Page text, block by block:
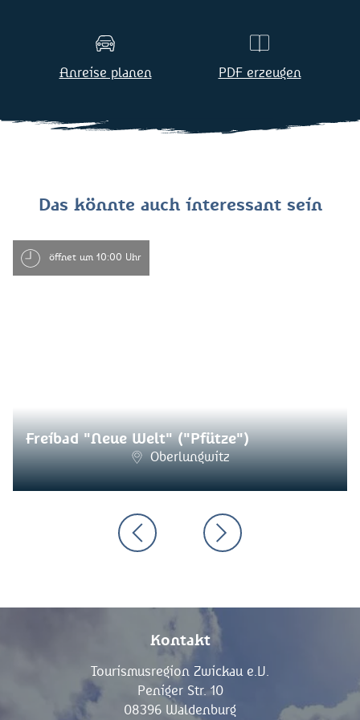
Anreise planen PDF erzeugen
Das könnte auch interessant sein
öffnet um 10:00 Uhr
Freibad "Neue Welt" ("Pfütze")
Oberlungwitz
Kontakt
Tourismusregion Zwickau e.V.
Peniger Str. 10
08396 Waldenburg